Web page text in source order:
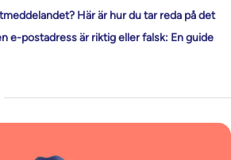
Här är hur du tar reda på det
e-postadress är riktig eller falsk: En guide